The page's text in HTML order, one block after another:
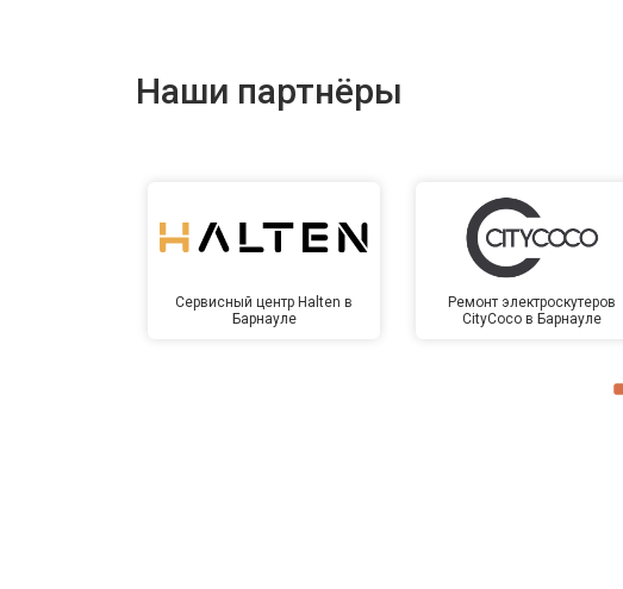
Наши партнёры
Сервисный центр Halten в
Барнауле
Ремонт электроскутеров
CityCoco в Барнауле